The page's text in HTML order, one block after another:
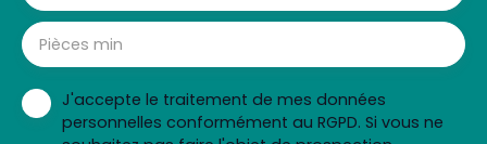
Pièces min
J'accepte le traitement de mes données
personnelles conformément au RGPD. Si vous ne